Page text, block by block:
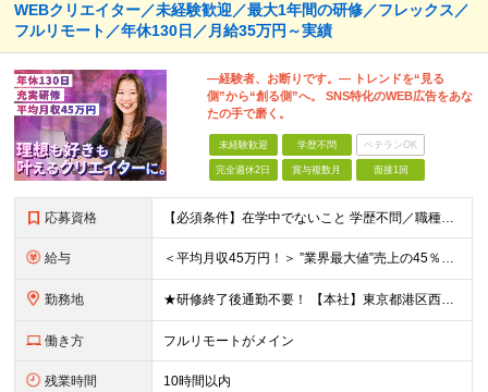
WEBクリエイター／未経験歓迎／最大1年間の研修／フレックス／
フルリモート／年休130日／月給35万円～実績
―経験者、お断りです。― トレンドを“見る
側”から“創る側”へ。 SNS特化のWEB広告をあな
たの手で磨く。
未経験歓迎 学歴不問 ベテランOK
完全週休2日 賞与複数月 面接1回
応募資格 【必須条件】在学中でないこと 学歴不問／職種未経験／業種未経験／社会人未経験／第二新卒／ブランクOK ◎応募時に特別な経験やスキルは必要ありません。 意欲・人柄重視の採用です！ ＼こんなあなた
給与 ＜平均月収45万円！＞ ”業界最大値”売上の45％以上をそのまま支給。 月給25万円以上＋インセンティブ ※研修後、月給35万円スタートの実績あり！ ◎経験・能力を考慮し決定します。 ◎頑張りに応じ
勤務地 ★研修終了後通勤不要！ 【本社】東京都港区西麻布1-2-14デュオ・スカーラ西麻布タワーウエスト 602号室 【品川支社】東京都品川区西五反田5-23-3BLOCKS目黒不動前3階 【大阪支社】大阪
働き方 フルリモートがメイン
残業時間 10時間以内